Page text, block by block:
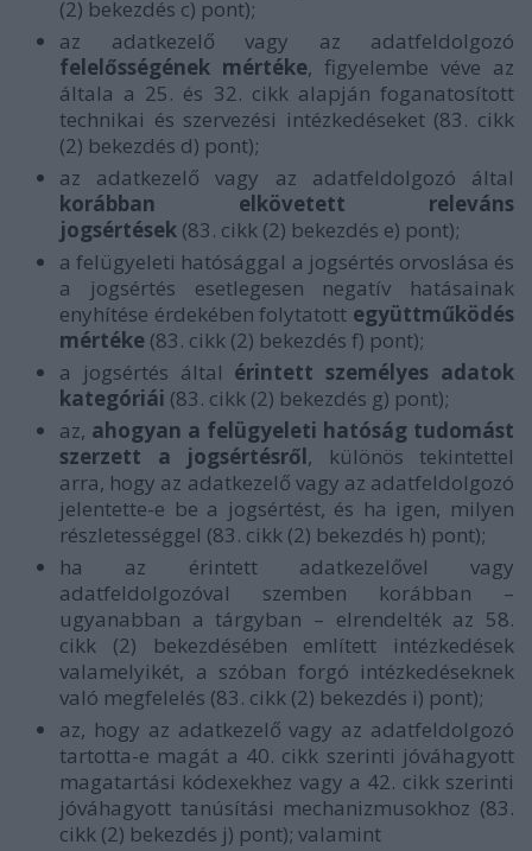
(2) bekezdés c) pont);
az adatkezelő vagy az adatfeldolgozó
felelősségének mértéke, figyelembe véve az
általa a 25. és 32. cikk alapján foganatosított
technikai és szervezési intézkedéseket (83. cikk
(2) bekezdés d) pont);
az adatkezelő vagy az adatfeldolgozó által
korábban elkövetett releváns
jogsértések (83. cikk (2) bekezdés e) pont);
a felügyeleti hatósággal a jogsértés orvoslása és
a jogsértés esetlegesen negatív hatásainak
enyhítése érdekében folytatott együttműködés
mértéke (83. cikk (2) bekezdés f) pont);
a jogsértés által érintett személyes adatok
kategóriái (83. cikk (2) bekezdés g) pont);
az, ahogyan a felügyeleti hatóság tudomást
szerzett a jogsértésről, különös tekintettel
arra, hogy az adatkezelő vagy az adatfeldolgozó
jelentette-e be a jogsértést, és ha igen, milyen
részletességgel (83. cikk (2) bekezdés h) pont);
ha az érintett adatkezelővel vagy
adatfeldolgozóval szemben korábban –
ugyanabban a tárgyban – elrendelték az 58.
cikk (2) bekezdésében említett intézkedések
valamelyikét, a szóban forgó intézkedéseknek
való megfelelés (83. cikk (2) bekezdés i) pont);
az, hogy az adatkezelő vagy az adatfeldolgozó
tartotta-e magát a 40. cikk szerinti jóváhagyott
magatartási kódexekhez vagy a 42. cikk szerinti
jóváhagyott tanúsítási mechanizmusokhoz (83.
cikk (2) bekezdés j) pont); valamint